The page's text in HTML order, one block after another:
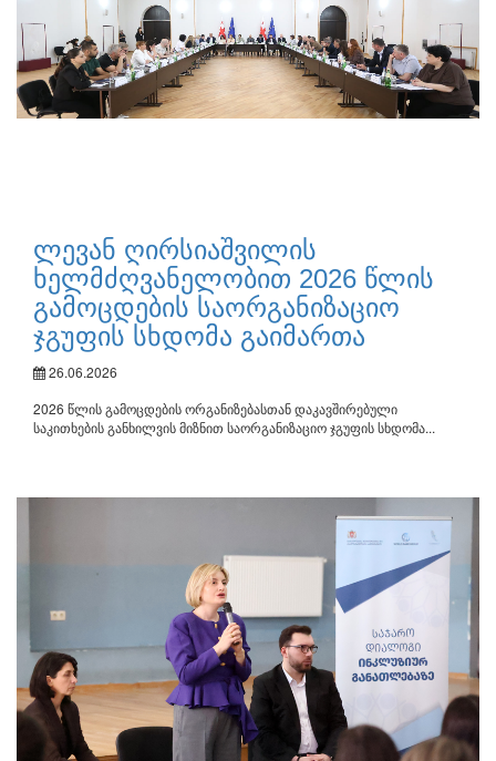
ლევან ღირსიაშვილის
ხელმძღვანელობით 2026 წლის
გამოცდების საორგანიზაციო
ჯგუფის სხდომა გაიმართა
26.06.2026
2026 წლის გამოცდების ორგანიზებასთან დაკავშირებული
საკითხების განხილვის მიზნით საორგანიზაციო ჯგუფის სხდომა...